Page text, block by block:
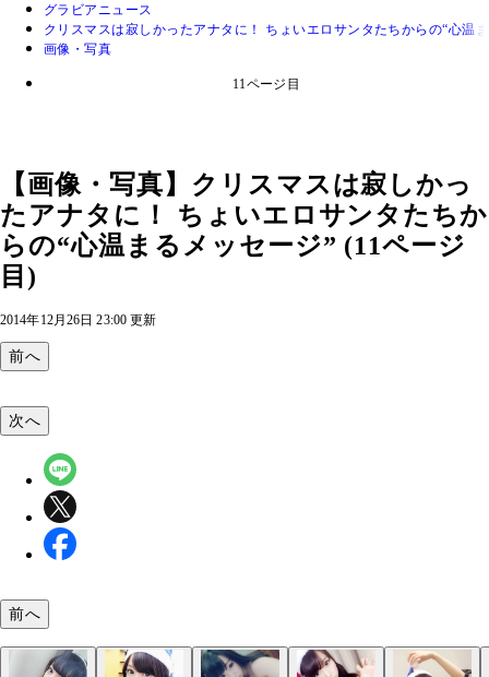
グラビアニュース
クリスマスは寂しかったアナタに！ ちょいエロサンタたちからの“心温
画像・写真
11ページ目
【画像・写真】クリスマスは寂しかっ
たアナタに！ ちょいエロサンタたちか
らの“心温まるメッセージ” (11ページ
目)
2014年12月26日 23:00 更新
前へ
次へ
前へ